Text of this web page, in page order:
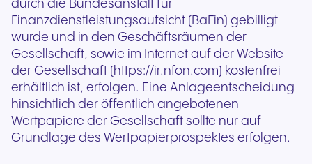
durch die Bundesanstalt für
Finanzdienstleistungsaufsicht (BaFin) gebilligt
wurde und in den Geschäftsräumen der
Gesellschaft, sowie im Internet auf der Website
der Gesellschaft (https://ir.nfon.com) kostenfrei
erhältlich ist, erfolgen. Eine Anlageentscheidung
hinsichtlich der öffentlich angebotenen
Wertpapiere der Gesellschaft sollte nur auf
Grundlage des Wertpapierprospektes erfolgen.